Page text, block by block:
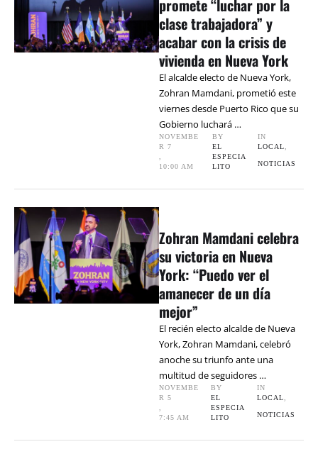
promete “luchar por la
clase trabajadora” y
acabar con la crisis de
vivienda en Nueva York
El alcalde electo de Nueva York,
Zohran Mamdani, prometió este
viernes desde Puerto Rico que su
Gobierno luchará …
NOVEMBE
R 7
,
10:00 AM
BY
EL
ESPECIA
LITO
IN
LOCAL,
NOTICIAS
Zohran Mamdani celebra
su victoria en Nueva
York: “Puedo ver el
amanecer de un día
mejor”
El recién electo alcalde de Nueva
York, Zohran Mamdani, celebró
anoche su triunfo ante una
multitud de seguidores …
NOVEMBE
R 5
,
7:45 AM
BY
EL
ESPECIA
LITO
IN
LOCAL,
NOTICIAS